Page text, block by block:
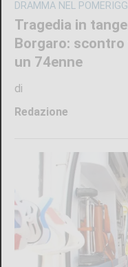
DRAMMA NEL
Tragedia in
Borgaro:
un 74enne
di
Redazione